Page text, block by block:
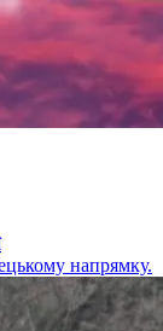
напрямку.